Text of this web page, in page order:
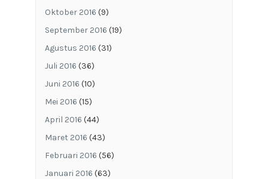
Oktober 2016 (9)
September 2016 (19)
Agustus 2016 (31)
Juli 2016 (36)
Juni 2016 (10)
Mei 2016 (15)
April 2016 (44)
Maret 2016 (43)
Februari 2016 (56)
Januari 2016 (63)